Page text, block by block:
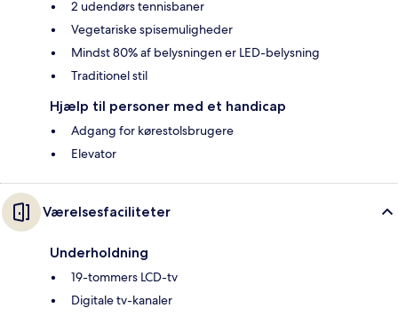
2 udendørs tennisbaner
Vegetariske spisemuligheder
Mindst 80% af belysningen er LED-belysning
Traditionel stil
Hjælp til personer med et handicap
Adgang for kørestolsbrugere
Elevator
Værelsesfaciliteter
Underholdning
19-tommers LCD-tv
Digitale tv-kanaler